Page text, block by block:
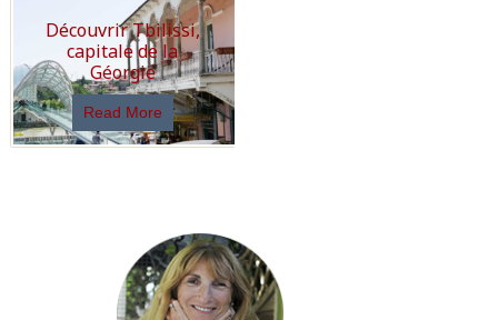
Découvrir Tbilissi,
capitale de la
Géorgie
Read More